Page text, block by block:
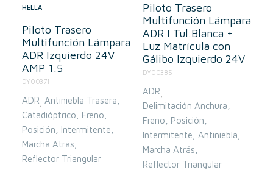
HELLA
Piloto Trasero
Multifunción Lámpara
ADR Izquierdo 24V
AMP 1.5
DY00371
ADR Antiniebla Trasera
Catadióptrico
Freno
Posición
Intermitente
Marcha Atrás
Reflector Triangular
Piloto Trasero
Multifunción Lámpara
ADR I Tul.Blanca +
Luz Matrícula con
Gálibo Izquierdo 24V
DY00385
ADR
Delimitación Anchura
Freno
Posición
Intermitente
Antiniebla
Marcha Atrás
Reflector Triangular